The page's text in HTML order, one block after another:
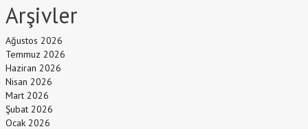
Arşivler
Ağustos 2026
Temmuz 2026
Haziran 2026
Nisan 2026
Mart 2026
Şubat 2026
Ocak 2026